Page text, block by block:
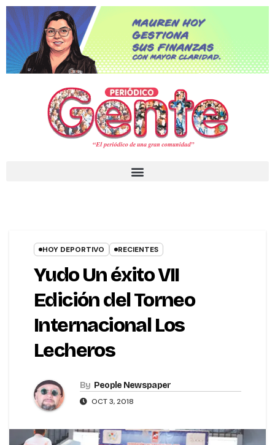
HOY DEPORTIVO RECIENTES
Yudo Un éxito VII
Edición del Torneo
Internacional Los
Lecheros
By People Newspaper
OCT 3, 2018